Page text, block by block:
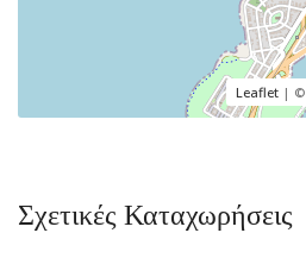
Leaflet | ©
Σχετικές Καταχωρήσεις